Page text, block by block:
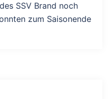
SSV Brand noch
zum Saisonende